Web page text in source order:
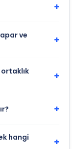
+
ve
+
ortaklık
+
+
hangi
+